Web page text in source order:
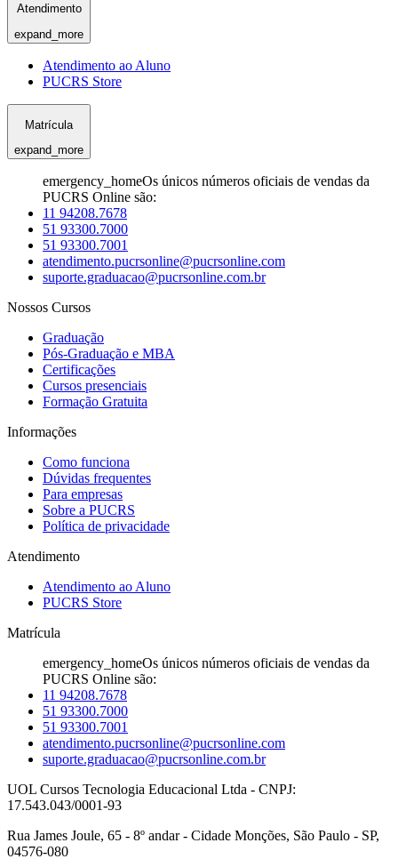
Atendimento
expand_more
Atendimento ao Aluno
PUCRS Store
Matrícula
expand_more
emergency_homeOs únicos números oficiais de vendas da
PUCRS Online são:
11 94208.7678
51 93300.7000
51 93300.7001
atendimento.pucrsonline@pucrsonline.com
suporte.graduacao@pucrsonline.com.br
Nossos Cursos
Graduação
Pós-Graduação e MBA
Certificações
Cursos presenciais
Formação Gratuita
Informações
Como funciona
Dúvidas frequentes
Para empresas
Sobre a PUCRS
Política de privacidade
Atendimento
Atendimento ao Aluno
PUCRS Store
Matrícula
emergency_homeOs únicos números oficiais de vendas da
PUCRS Online são:
11 94208.7678
51 93300.7000
51 93300.7001
atendimento.pucrsonline@pucrsonline.com
suporte.graduacao@pucrsonline.com.br
UOL Cursos Tecnologia Educacional Ltda - CNPJ:
17.543.043/0001-93
Rua James Joule, 65 - 8º andar - Cidade Monções, São Paulo - SP,
04576-080